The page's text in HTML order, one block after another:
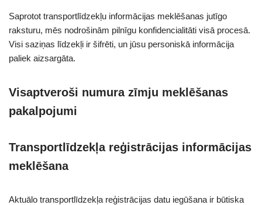
Saprotot transportlīdzekļu informācijas meklēšanas jutīgo
raksturu, mēs nodrošinām pilnīgu konfidencialitāti visā procesā.
Visi saziņas līdzekļi ir šifrēti, un jūsu personiskā informācija
paliek aizsargāta.
Visaptveroši numura zīmju meklēšanas
pakalpojumi
Transportlīdzekļa reģistrācijas informācijas
meklēšana
Aktuālo transportlīdzekļa reģistrācijas datu iegūšana ir būtiska